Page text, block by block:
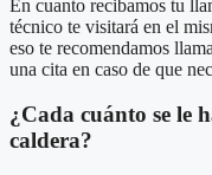
En cuanto recibamos tu
técnico te visitará en el
eso te recomendamos
una cita en caso de que
¿Cada cuánto se le
caldera?